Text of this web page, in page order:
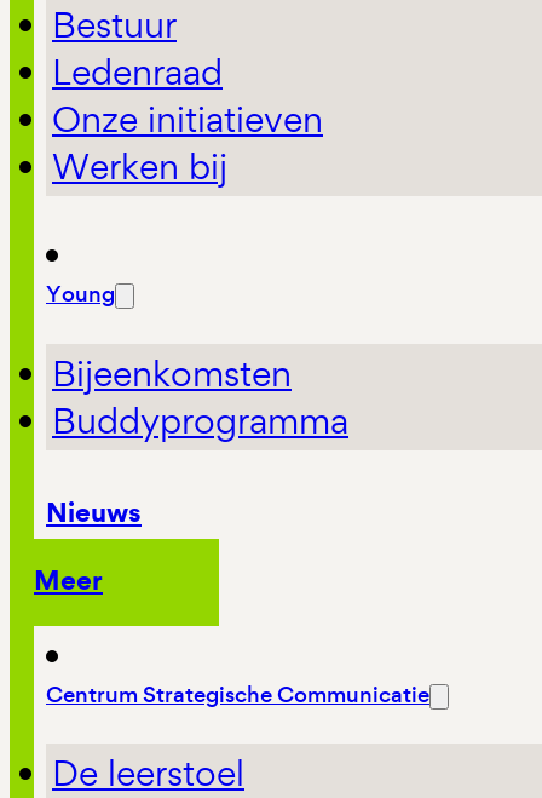
Bestuur
Ledenraad
Onze initiatieven
Werken bij
Young
Bijeenkomsten
Buddyprogramma
Nieuws
Meer
Centrum Strategische Communicatie
De leerstoel